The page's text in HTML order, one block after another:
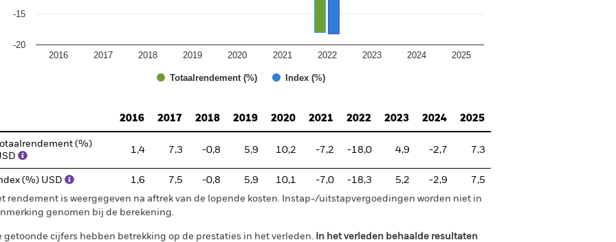
Totaalrendement (%) Index (%)
2016 2017 2018 2019 2020 2021 2022 2023 2024 2025
-20
-15
2016
2017 2018 2019 2020 2021 2022 2023 2024 2025
Totaalrendement (%)
1,4 7,3 -0,8 5,9 10,2 -7,2 -18,0 4,9 -2,7 7,3
(%) USD 1,6 7,5 -0,8 5,9 10,1 -7,0 -18,3 5,2 -2,9
7,5
rendement is weergegeven na aftrek van de lopende kosten. Instap-/uitstapvergoedingen worden niet in
genomen bij de berekening.
getoonde cijfers hebben betrekking op de prestaties in het verleden. In het verleden behaalde resultaten